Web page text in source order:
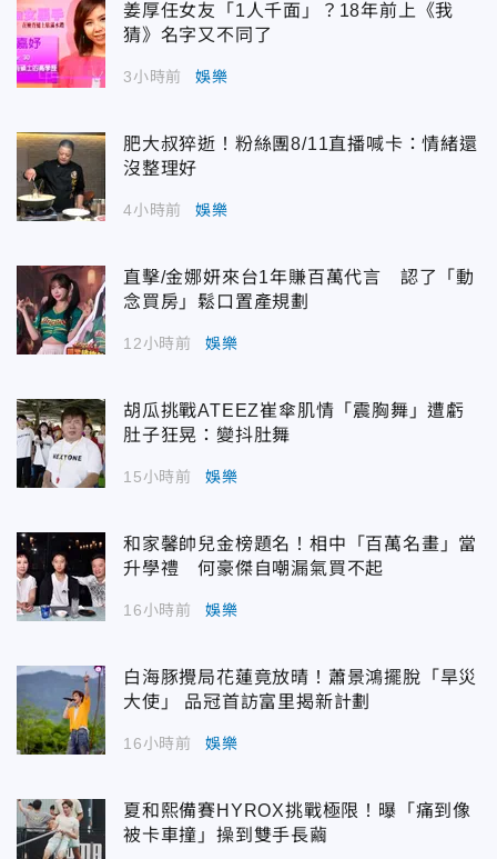
姜厚任女友「1人千面」？18年前上《我
猜》名字又不同了
3小時前 娛樂
肥大叔猝逝！粉絲團8/11直播喊卡：情緒還
沒整理好
4小時前 娛樂
直擊/金娜妍來台1年賺百萬代言 認了「動
念買房」鬆口置產規劃
12小時前 娛樂
胡瓜挑戰ATEEZ崔傘肌情「震胸舞」遭虧
肚子狂晃：變抖肚舞
15小時前 娛樂
和家馨帥兒金榜題名！相中「百萬名畫」當
升學禮 何豪傑自嘲漏氣買不起
16小時前 娛樂
白海豚攪局花蓮竟放晴！蕭景鴻擺脫「旱災
大使」 品冠首訪富里揭新計劃
16小時前 娛樂
夏和熙備賽HYROX挑戰極限！曝「痛到像
被卡車撞」操到雙手長繭